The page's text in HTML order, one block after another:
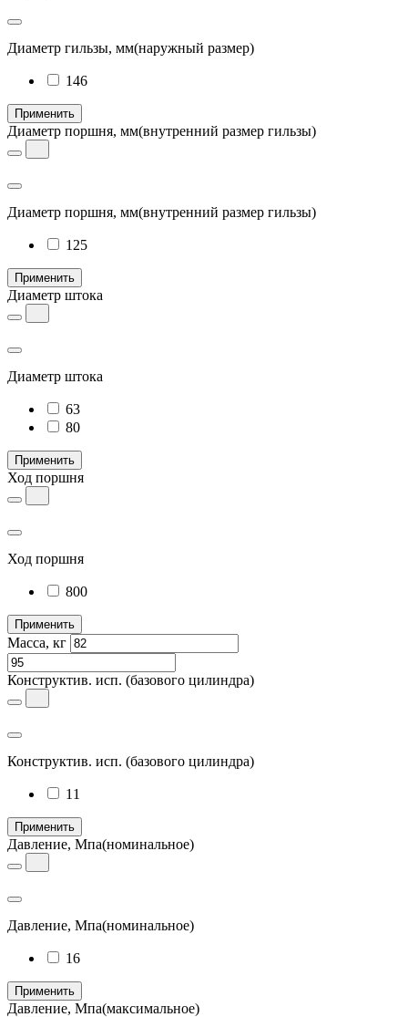
Диаметр гильзы, мм(наружный размер)
146
Применить
Диаметр поршня, мм(внутренний размер гильзы)
Диаметр поршня, мм(внутренний размер гильзы)
125
Применить
Диаметр штока
Диаметр штока
63
80
Применить
Ход поршня
Ход поршня
800
Применить
Масса, кг
Конструктив. исп. (базового цилиндра)
Конструктив. исп. (базового цилиндра)
11
Применить
Давление, Мпа(номинальное)
Давление, Мпа(номинальное)
16
Применить
Давление, Мпа(максимальное)